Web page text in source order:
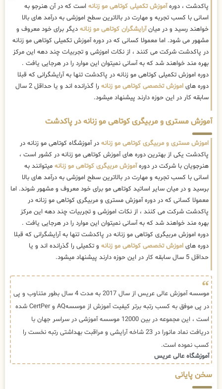
پاکدشت ، دورهآموزش تکمیلی کوتاهی مو زنانه است که در آن هنرجو به
اسانی با کسب تجربه و مهارت در بالاترین سطح اموزشی به درآمد های بالا
خواهند رسید و در میانآرایشگران کوتاهی مو زنانه دیگر برای خود معروف و
مشهور می شود. اما معمولا کسانی که در دوره آموزش تکمیلی کوتاهی مو زنانه
در پاکدشت شرکت می کنند ، از نکات اموزشی و تجربیات چند دهه این مرکز
بهره مند خواهند شد که به آسانی نمیتوان این موارد را در هرجایی یافت .
دوره اموزش تکمیلی کوتاهی مو زنانه در پاکدشت تنها به آرایشگرانی که قبلا
دوره های اموزش تخصصی کوتاهی مو زنانه
را گذرانده اند و یا حداقل 2 سال
سابقه کار در این حوزه دارند پیشنهاد میشود.
آموزش مستری و مربیگری کوتاهی مو زنانه در پاکدشت
اموزش مستری و مربیگری کوتاهی مو زنانه در آموزشگاه کوتاهی مو زنانه در
پاکدشت یکی از بهترین دوره های آموزش کوتاهی مو زنانه در کشور است ،
هنرجویان با شرکت در دورهآموزش مربیگری کوتاهی مو زنانه میتوانند به
اسانی با کسب تجربه و مهارت در بالاترین سطح اموزشی به درآمد های بالا
برسید و در میان سایر اساتید کوتاهی مو برای خود معروف و مشهور شوند. اما
معمولا کسانی که در دوره آموزش مستری و مربیگری کوتاهی مو زنانه در
پاکدشت شرکت می کنند ، از نکات اموزشی و تجربیات چند دهه این مرکز
بهره مند خواهند شد که به آسانی نمیتوان این موارد را در هرجایی یافت .
دوره اموزش مربیگری کوتاهی مو زنانه در پاکدشت تنها به آرایشگرانی که قبلا
دوره های اموزش تخصصی کوتاهی مو زنانه و تکمیلی را گذرانده اند و یا
حداقل 5 سال سابقه کار در این حوزه دارند پیشنهاد میشود.
موسسه آموزش عالی عریس از سال 2017 به مدت 4 سال بطور متناوب و پی
در پی موفق به کسب رتبه برتر کیفیت آموزش از موسسهAQ و CertPer شده
است ، این مجموعه در بین 12000 موسسه آموزشی در سراسر جهان با
دریافت نماد مانورا در 23 شاخه آرایشی و مراقبت بهداشتی رتبه نخست را
کسب نموده است.
آموزشگاه عالی عریس
سخن پایانی